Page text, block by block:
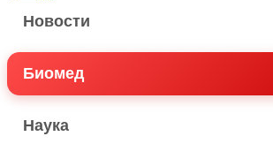
Новости
Биомед
Наука